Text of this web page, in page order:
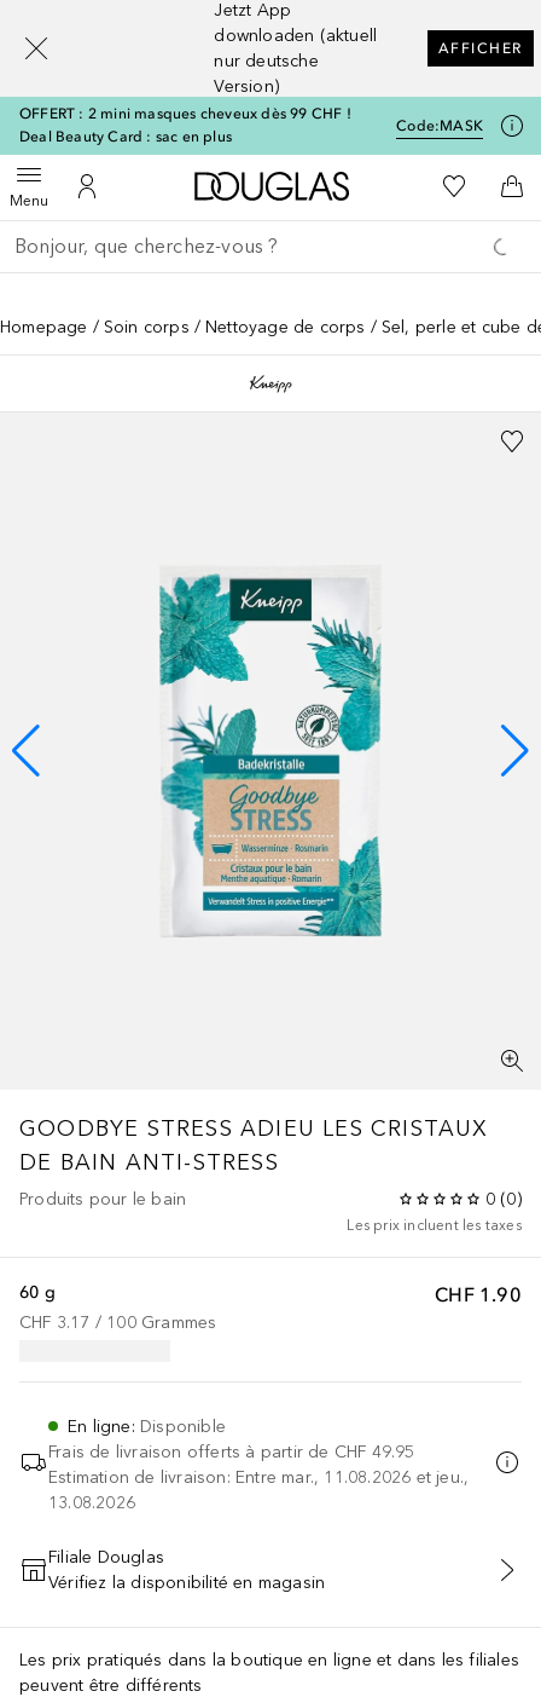
Jetzt App
downloaden (aktuell
nur deutsche
Version)
AFFICHER
OFFERT : 2 mini masques cheveux dès 99 CHF !
Deal Beauty Card : sac en plus
Code:MASK
MenuOuvrir le menuVers Mon Compte
Vers l'accueil Douglas
Vers Ma
Retourner
Exécuter la recherche
Homepage Soin corps Nettoyage de corps Sel, perle et cube
GOODBYE STRESS ADIEU LES CRISTAUX
DE BAIN ANTI-STRESS
Produits pour le bain 0 (0)
Les prix incluent les taxes
CHF 1.90
60 g
CHF 3.17 / 100 Grammes
En ligne: Disponible
Frais de livraison offerts à partir de CHF 49.95
Estimation de livraison: Entre mar., 11.08.2026 et jeu.,
13.08.2026
AJOUTER AU PANIER
Filiale Douglas
Vérifiez la disponibilité en magasin
Les prix pratiqués dans la boutique en ligne et dans les filiales
peuvent être différents
[navigation.slideout.screenreader]